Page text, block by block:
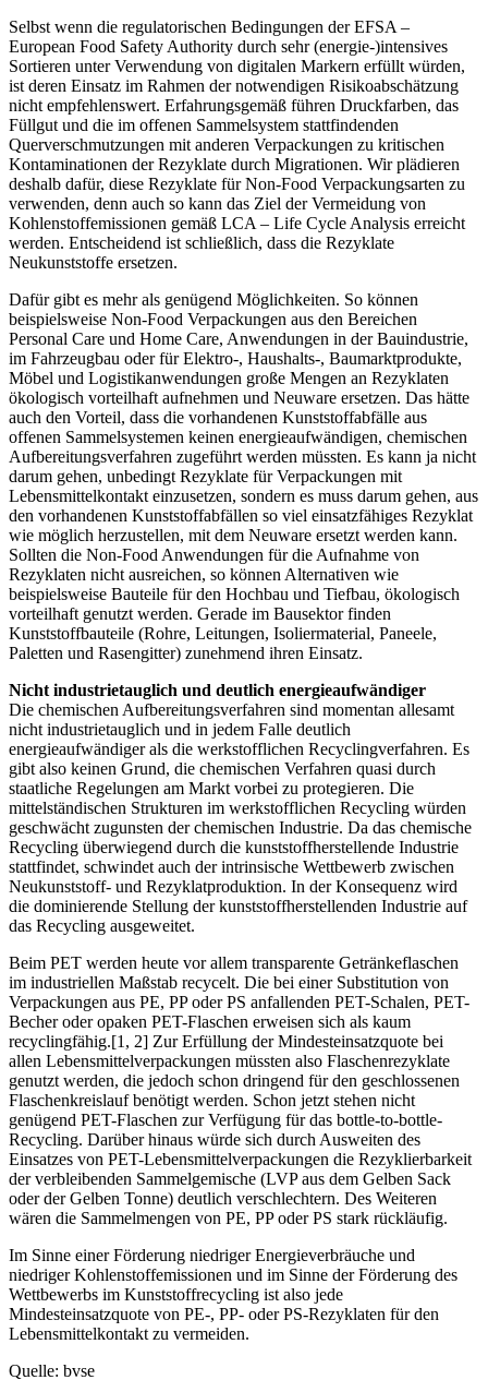
Selbst wenn die regulatorischen Bedingungen der EFSA –
European Food Safety Authority durch sehr (energie-)intensives
Sortieren unter Verwendung von digitalen Markern erfüllt würden,
ist deren Einsatz im Rahmen der notwendigen Risikoabschätzung
nicht empfehlenswert. Erfahrungsgemäß führen Druckfarben, das
Füllgut und die im offenen Sammelsystem stattfindenden
Querverschmutzungen mit anderen Verpackungen zu kritischen
Kontaminationen der Rezyklate durch Migrationen. Wir plädieren
deshalb dafür, diese Rezyklate für Non-Food Verpackungsarten zu
verwenden, denn auch so kann das Ziel der Vermeidung von
Kohlenstoff­emissionen gemäß LCA – Life Cycle Analysis erreicht
werden. Entscheidend ist schließlich, dass die Rezyklate
Neukunststoffe ersetzen.
Dafür gibt es mehr als genügend Möglichkeiten. So können
beispielsweise Non-Food Verpackungen aus den Bereichen
Personal Care und Home Care, Anwendungen in der Bauindus­trie,
im Fahrzeugbau oder für Elektro-, Haushalts-, Baumarktprodukte,
Möbel und Logistikanwendungen große Mengen an Rezyklaten
ökologisch vorteilhaft aufnehmen und Neuware ersetzen. Das hätte
auch den Vorteil, dass die vorhandenen Kunststoffabfälle aus
offenen Sammelsystemen keinen energieaufwändigen, chemischen
Aufbereitungsverfahren zugeführt werden müssten. Es kann ja nicht
darum gehen, unbedingt Rezyklate für Verpackungen mit
Lebensmittelkontakt einzusetzen, sondern es muss darum gehen, aus
den vorhandenen Kunststoffabfällen so viel einsatzfähiges Rezyklat
wie möglich herzustellen, mit dem Neuware ersetzt werden kann.
Sollten die Non-Food Anwendungen für die Aufnahme von
Rezyklaten nicht ausreichen, so können Alternativen wie
beispielsweise Bauteile für den Hochbau und Tiefbau, ökologisch
vorteilhaft genutzt werden. Gerade im Bausektor finden
Kunststoffbauteile (Rohre, Leitungen, Isoliermaterial, Paneele,
Paletten und Rasengitter) zunehmend ihren Einsatz.
Nicht industrietauglich und deutlich energieaufwändiger
Die chemischen Aufbereitungsverfahren sind momentan allesamt
nicht industrietauglich und in jedem Falle deutlich
energieaufwändiger als die werkstofflichen Recyclingverfahren. Es
gibt also keinen Grund, die chemischen Verfahren quasi durch
staatliche Regelungen am Markt vorbei zu protegieren. Die
mittelständischen Strukturen im werkstofflichen Recycling würden
geschwächt zugunsten der chemischen Industrie. Da das chemische
Recycling überwiegend durch die kunststoffherstellende Industrie
stattfindet, schwindet auch der intrinsische Wettbewerb zwischen
Neukunststoff- und Rezyklatproduktion. In der Konsequenz wird
die dominierende Stellung der kunststoffherstellenden Industrie auf
das Recycling ausgeweitet.
Beim PET werden heute vor allem transparente Getränkeflaschen
im industriellen Maßstab recycelt. Die bei einer Substitution von
Verpackungen aus PE, PP oder PS anfallenden PET-Schalen, PET-
Becher oder opaken PET-Flaschen erweisen sich als kaum
recyclingfähig.[1, 2] Zur Erfüllung der Mindesteinsatzquote bei
allen Lebensmittelverpackungen müssten also Flaschenrezyklate
genutzt werden, die jedoch schon dringend für den geschlossenen
Flaschenkreislauf benötigt werden. Schon jetzt stehen nicht
genügend PET-Flaschen zur Verfügung für das bottle-to-bottle-
Recycling. Darüber hinaus würde sich durch Ausweiten des
Einsatzes von PET-Lebensmittelverpackungen die Rezyklierbarkeit
der verbleibenden Sammelgemische (LVP aus dem Gelben Sack
oder der Gelben Tonne) deutlich verschlechtern. Des Weiteren
wären die Sammelmengen von PE, PP oder PS stark rückläufig.
Im Sinne einer Förderung niedriger Energieverbräuche und
niedriger Kohlenstoffemissionen und im Sinne der Förderung des
Wettbewerbs im Kunststoffrecycling ist also jede
Mindesteinsatzquote von PE-, PP- oder PS-Rezyklaten für den
Lebensmittelkontakt zu vermeiden.
Quelle: bvse